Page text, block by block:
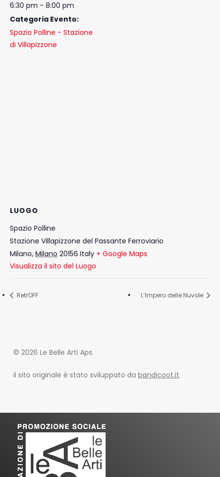
6:30 pm - 8:00 pm
Categoria Evento:
Spazio Polline - Stazione
di Villapizzone
LUOGO
Spazio Polline
Stazione Villapizzone del Passante Ferroviario
Milano, Milano 20156 Italy + Google Maps
Visualizza il sito del Luogo
RetrOFF L’Impero delle Nuvole
© 2026 Le Belle Arti Aps.
il sito originale è stato sviluppato da bandicoot.it